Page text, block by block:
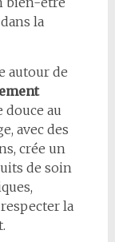
la
autour de
au
avec des
crée un
de soin
la